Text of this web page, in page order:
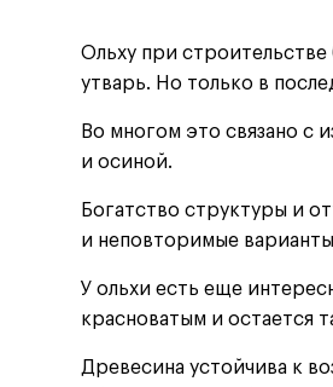
Ольху при строительстве
утварь. Но только в
Во многом это связано с
и осиной.
Богатство структуры и
и неповторимые
У ольхи есть еще
красноватым и остается
Древесина устойчива к